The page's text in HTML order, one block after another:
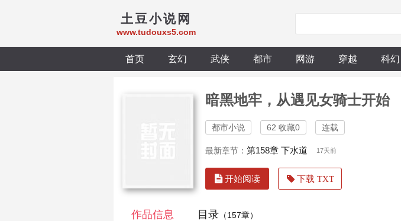
土豆小说网
www.tudouxs5.com
首页 玄幻 武侠 都市 网游 穿越 科幻
暗黑地牢，从遇见女骑士开始
都市小说 62 收藏0 连载
最新章节： 第158章 下水道 17天前
开始阅读 下载 TXT
作品信息 目录 （157章）